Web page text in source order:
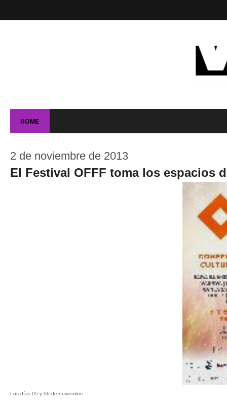
HOME
2 de noviembre de 2013
El Festival OFFF toma los espacios
Los días 05 y 06 de noviembre